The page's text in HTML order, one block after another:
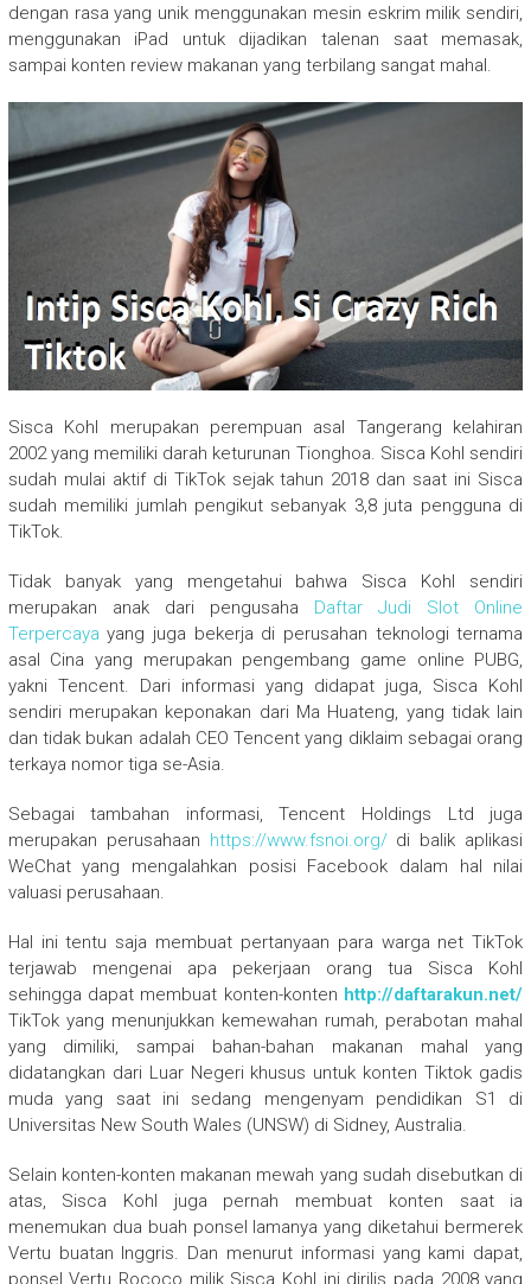
dengan rasa yang unik menggunakan mesin eskrim milik sendiri,
menggunakan iPad untuk dijadikan talenan saat memasak,
sampai konten review makanan yang terbilang sangat mahal.
Sisca Kohl merupakan perempuan asal Tangerang kelahiran
2002 yang memiliki darah keturunan Tionghoa. Sisca Kohl sendiri
sudah mulai aktif di TikTok sejak tahun 2018 dan saat ini Sisca
sudah memiliki jumlah pengikut sebanyak 3,8 juta pengguna di
TikTok.
Tidak banyak yang mengetahui bahwa Sisca Kohl sendiri
merupakan anak dari pengusaha Daftar Judi Slot Online
Terpercaya yang juga bekerja di perusahan teknologi ternama
asal Cina yang merupakan pengembang game online PUBG,
yakni Tencent. Dari informasi yang didapat juga, Sisca Kohl
sendiri merupakan keponakan dari Ma Huateng, yang tidak lain
dan tidak bukan adalah CEO Tencent yang diklaim sebagai orang
terkaya nomor tiga se-Asia.
Sebagai tambahan informasi, Tencent Holdings Ltd juga
merupakan perusahaan https://www.fsnoi.org/di balik aplikasi
WeChat yang mengalahkan posisi Facebook dalam hal nilai
valuasi perusahaan.
Hal ini tentu saja membuat pertanyaan para warga net TikTok
terjawab mengenai apa pekerjaan orang tua Sisca Kohl
sehingga dapat membuat konten-konten http://daftarakun.net/
TikTok yang menunjukkan kemewahan rumah, perabotan mahal
yang dimiliki, sampai bahan-bahan makanan mahal yang
didatangkan dari Luar Negeri khusus untuk konten Tiktok gadis
muda yang saat ini sedang mengenyam pendidikan S1 di
Universitas New South Wales (UNSW) di Sidney, Australia.
Selain konten-konten makanan mewah yang sudah disebutkan di
atas, Sisca Kohl juga pernah membuat konten saat ia
menemukan dua buah ponsel lamanya yang diketahui bermerek
Vertu buatan Inggris. Dan menurut informasi yang kami dapat,